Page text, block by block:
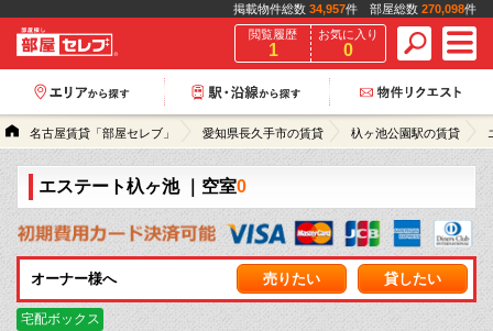
掲載物件総数 34,957件 部屋総数 270,098件
閲覧履歴
1
お気に入り
0
名古屋賃貸「部屋セレブ」 愛知県長久手市の賃貸 杁ヶ池公園駅の賃貸
エステート杁ヶ池 ｜空室0
オーナー様へ 売りたい 貸したい
宅配ボックス